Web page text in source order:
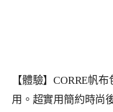
【體驗】CORRE帆
用。超實用簡約時尚